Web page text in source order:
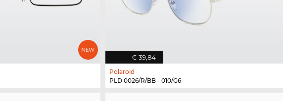
€ 39,84
Polaroid
PLD 0026/R/BB - 010/G6